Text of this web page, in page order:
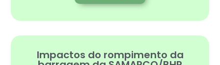
Impactos do rompimento da